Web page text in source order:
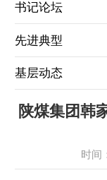
书记论坛
先进典型
基层动态
陕煤集团韩
时间